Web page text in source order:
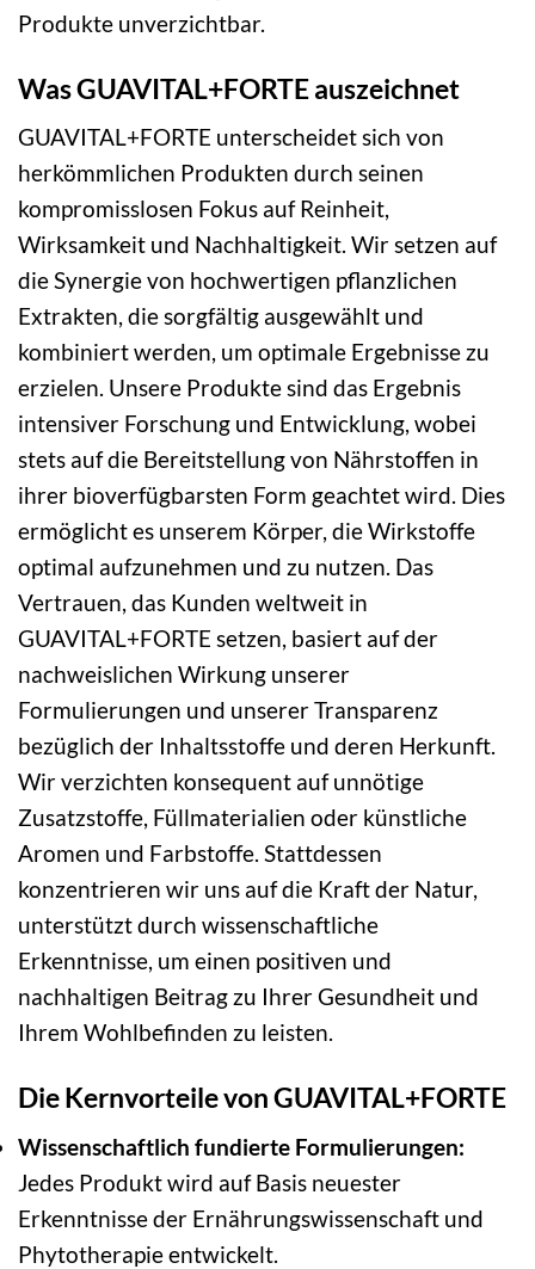
Produkte unverzichtbar.
Was GUAVITAL+FORTE auszeichnet
GUAVITAL+FORTE unterscheidet sich von
herkömmlichen Produkten durch seinen
kompromisslosen Fokus auf Reinheit,
Wirksamkeit und Nachhaltigkeit. Wir setzen auf
die Synergie von hochwertigen pflanzlichen
Extrakten, die sorgfältig ausgewählt und
kombiniert werden, um optimale Ergebnisse zu
erzielen. Unsere Produkte sind das Ergebnis
intensiver Forschung und Entwicklung, wobei
stets auf die Bereitstellung von Nährstoffen in
ihrer bioverfügbarsten Form geachtet wird. Dies
ermöglicht es unserem Körper, die Wirkstoffe
optimal aufzunehmen und zu nutzen. Das
Vertrauen, das Kunden weltweit in
GUAVITAL+FORTE setzen, basiert auf der
nachweislichen Wirkung unserer
Formulierungen und unserer Transparenz
bezüglich der Inhaltsstoffe und deren Herkunft.
Wir verzichten konsequent auf unnötige
Zusatzstoffe, Füllmaterialien oder künstliche
Aromen und Farbstoffe. Stattdessen
konzentrieren wir uns auf die Kraft der Natur,
unterstützt durch wissenschaftliche
Erkenntnisse, um einen positiven und
nachhaltigen Beitrag zu Ihrer Gesundheit und
Ihrem Wohlbefinden zu leisten.
Die Kernvorteile von GUAVITAL+FORTE
Wissenschaftlich fundierte Formulierungen:
Jedes Produkt wird auf Basis neuester
Erkenntnisse der Ernährungswissenschaft und
Phytotherapie entwickelt.